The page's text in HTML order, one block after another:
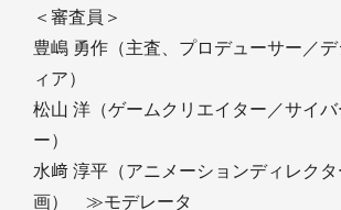
＜審査員＞
豊嶋 勇作（主査、プロデューサー／
ィア）
松山 洋（ゲームクリエイター／サイ
ー）
水﨑 淳平（アニメーションディレク
画） ≫モデレータ